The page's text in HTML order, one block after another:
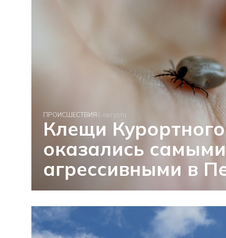
ПРОИСШЕСТВИЯ6 августа
Клещи
оказались самыми
агрессивными в